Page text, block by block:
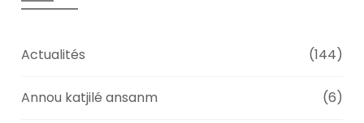
Actualités (144)
Annou katjilé ansanm (6)